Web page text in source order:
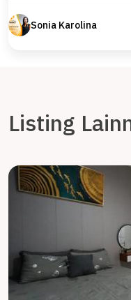
Sonia Karolina
Listing